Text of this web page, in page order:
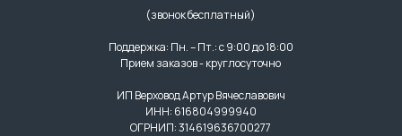
(звонок бесплатный)
Поддержка: Пн. – Пт.: с 9:00 до 18:00
Прием заказов - круглосуточно
ИП Верховод Артур Вячеславович
ИНН: 616804999940
ОГРНИП: 314619636700277